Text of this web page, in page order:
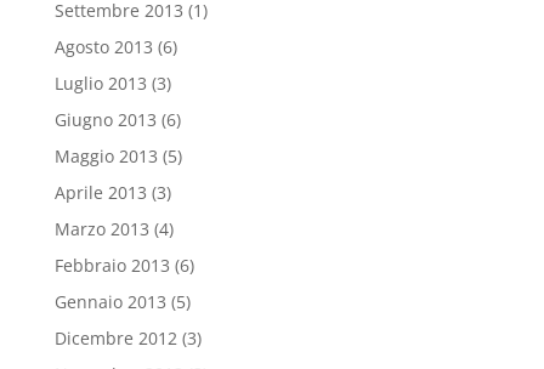
Settembre 2013 (1)
Agosto 2013 (6)
Luglio 2013 (3)
Giugno 2013 (6)
Maggio 2013 (5)
Aprile 2013 (3)
Marzo 2013 (4)
Febbraio 2013 (6)
Gennaio 2013 (5)
Dicembre 2012(3)